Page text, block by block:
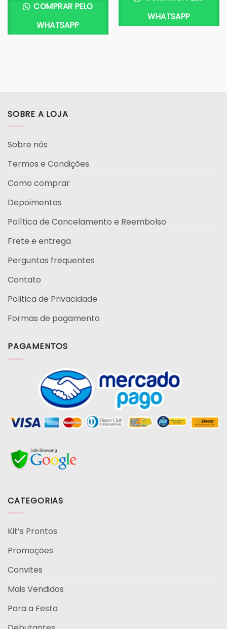
COMPRAR PELO
WHATSAPP
WHATSAPP
SOBRE A LOJA
Sobre nós
Termos e Condições
Como comprar
Depoimentos
Política de Cancelamento e Reembolso
Frete e entrega
Perguntas frequentes
Contato
Politica de Privacidade
Formas de pagamento
PAGAMENTOS
CATEGORIAS
Kit’s Prontos
Promoções
Convites
Mais Vendidos
Para a Festa